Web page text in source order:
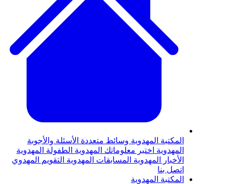
المهدويةوسائط متعددةالأسئلة والأجوبة
اختبر معلوماتك المهدويةالطفولة المهدوية
المهدويةالمسابقات المهدويةالتقويم المهدوي
المهدوية